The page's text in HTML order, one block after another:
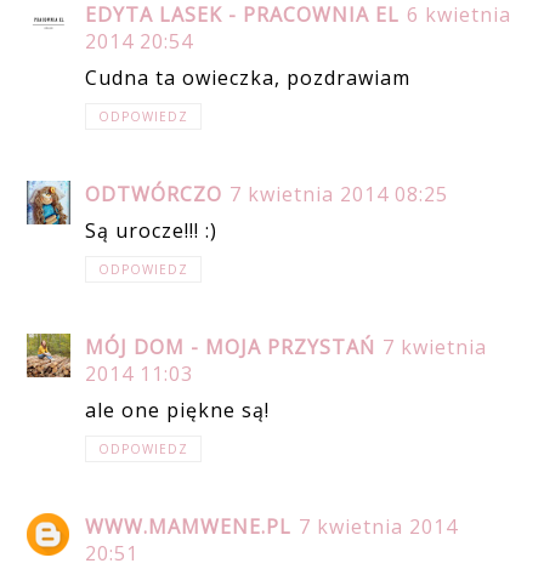
EDYTA LASEK - PRACOWNIA EL 6 kwietnia
2014 20:54
Cudna ta owieczka, pozdrawiam
ODPOWIEDZ
ODTWÓRCZO 7 kwietnia 2014 08:25
Są urocze!!! :)
ODPOWIEDZ
MÓJ DOM - MOJA PRZYSTAŃ 7 kwietnia
2014 11:03
ale one piękne są!
ODPOWIEDZ
WWW.MAMWENE.PL 7 kwietnia 2014
20:51